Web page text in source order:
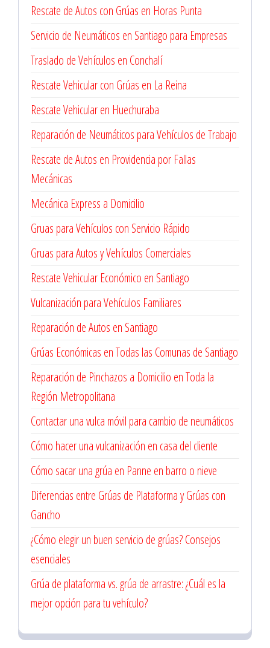
Rescate de Autos con Grúas en Horas Punta
Servicio de Neumáticos en Santiago para Empresas
Traslado de Vehículos en Conchalí
Rescate Vehicular con Grúas en La Reina
Rescate Vehicular en Huechuraba
Reparación de Neumáticos para Vehículos de Trabajo
Rescate de Autos en Providencia por Fallas
Mecánicas
Mecánica Express a Domicilio
Gruas para Vehículos con Servicio Rápido
Gruas para Autos y Vehículos Comerciales
Rescate Vehicular Económico en Santiago
Vulcanización para Vehículos Familiares
Reparación de Autos en Santiago
Grúas Económicas en Todas las Comunas de Santiago
Reparación de Pinchazos a Domicilio en Toda la
Región Metropolitana
Contactar una vulca móvil para cambio de neumáticos
Cómo hacer una vulcanización en casa del cliente
Cómo sacar una grúa en Panne en barro o nieve
Diferencias entre Grúas de Plataforma y Grúas con
Gancho
¿Cómo elegir un buen servicio de grúas? Consejos
esenciales
Grúa de plataforma vs. grúa de arrastre: ¿Cuál es la
mejor opción para tu vehículo?